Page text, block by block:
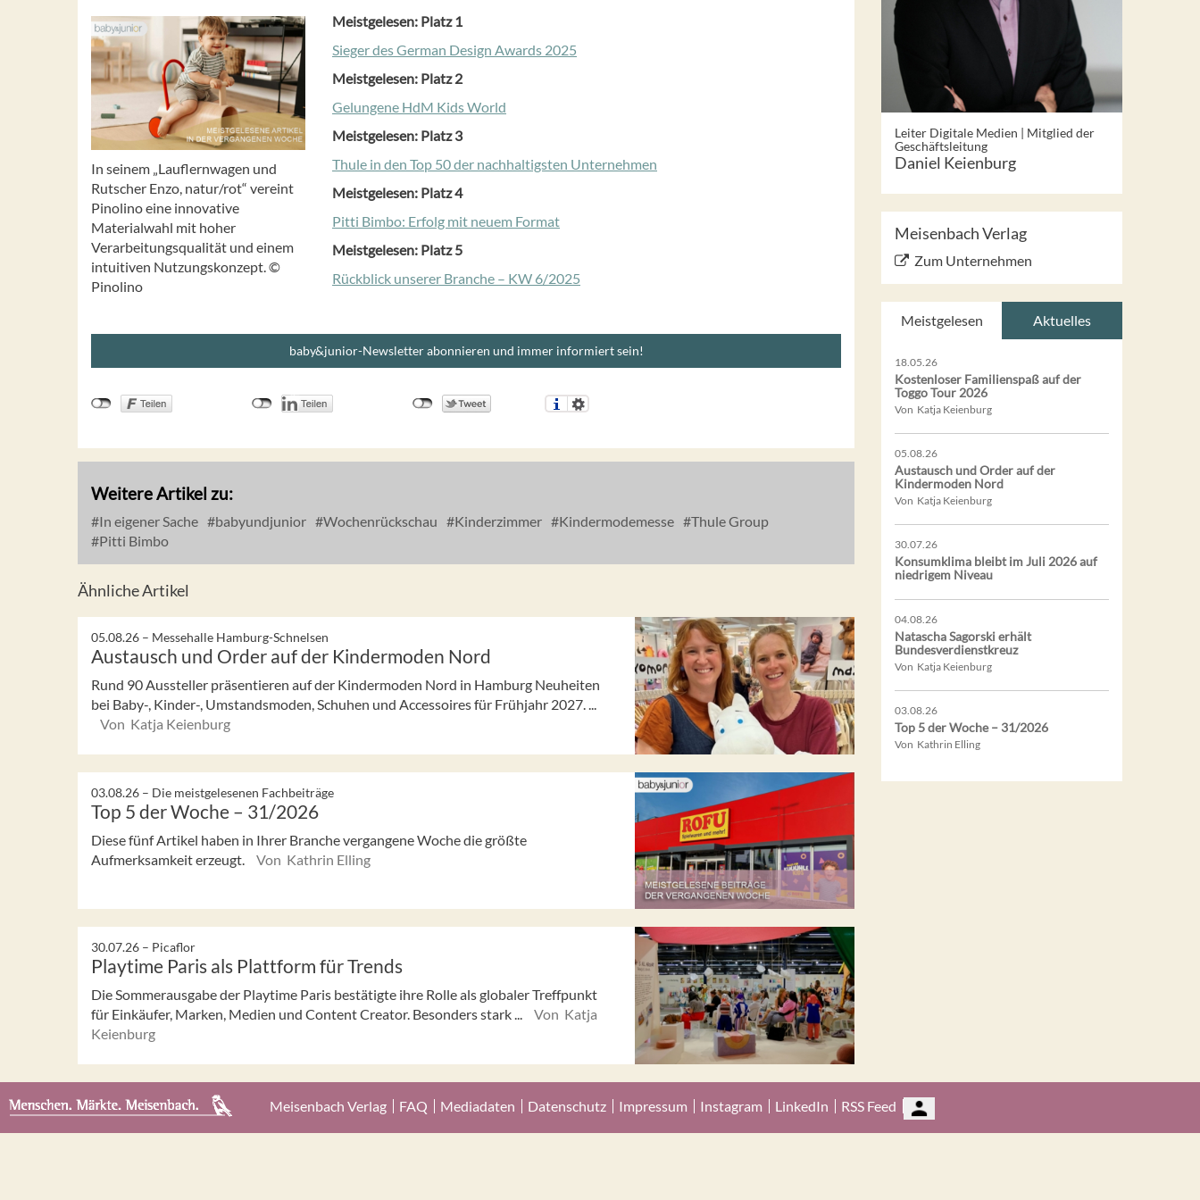
In seinem „Lauflernwagen und
Rutscher Enzo, natur/rot“ vereint
Pinolino eine innovative
Materialwahl mit hoher
Verarbeitungsqualität und einem
intuitiven Nutzungskonzept. ©
Pinolino
Meistgelesen: Platz 1
Sieger des German Design Awards 2025
Meistgelesen: Platz 2
Gelungene HdM Kids World
Meistgelesen: Platz 3
Thule in den Top 50 der nachhaltigsten Unternehmen
Meistgelesen: Platz 4
Pitti Bimbo: Erfolg mit neuem Format
Meistgelesen: Platz 5
Rückblick unserer Branche – KW 6/2025
baby&junior-Newsletter abonnieren und immer informiert sein!
Weitere Artikel zu:
In eigener Sache babyundjunior Wochenrückschau Kinderzimmer Kindermodemesse
Thule Group
Pitti Bimbo
Ähnliche Artikel
05.08.26 – Messehalle Hamburg-Schnelsen
Austausch und Order auf der Kindermoden Nord
Rund 90 Aussteller präsentieren auf der Kindermoden Nord in Hamburg Neuheiten
bei Baby-, Kinder-, Umstandsmoden, Schuhen und Accessoires für Frühjahr 2027. ...
Von Katja Keienburg
03.08.26 – Die meistgelesenen Fachbeiträge
Top 5 der Woche – 31/2026
Diese fünf Artikel haben in Ihrer Branche vergangene Woche die größte
Aufmerksamkeit erzeugt.
Von Kathrin Elling
30.07.26 – Picaflor
Playtime Paris als Plattform für Trends
Die Sommerausgabe der Playtime Paris bestätigte ihre Rolle als globaler Treffpunkt
für Einkäufer, Marken, Medien und Content Creator. Besonders stark ...
Von Katja
Keienburg
Leiter Digitale Medien | Mitglied der
Geschäftsleitung
Daniel Keienburg
Meisenbach Verlag
Zum Unternehmen
Meistgelesen Aktuelles
18.05.26
Kostenloser Familienspaß auf der
Toggo Tour 2026
Von Katja Keienburg
05.08.26
Austausch und Order auf der
Kindermoden Nord
Von Katja Keienburg
30.07.26
Konsumklima bleibt im Juli 2026 auf
niedrigem Niveau
04.08.26
Natascha Sagorski erhält
Bundesverdienstkreuz
Von Katja Keienburg
03.08.26
Top 5 der Woche – 31/2026
Von Kathrin Elling
Meisenbach Verlag FAQ Mediadaten Datenschutz Impressum Instagram LinkedIn RSS Feed